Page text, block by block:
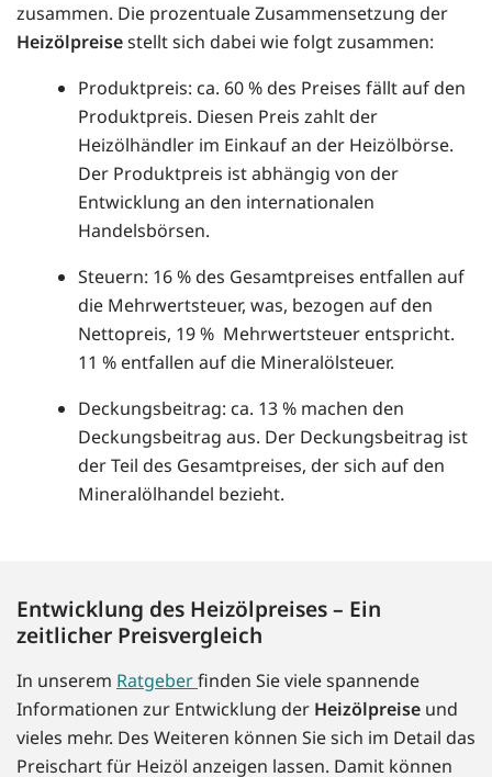
zusammen. Die prozentuale Zusammensetzung der
Heizölpreisestellt sich dabei wie folgt zusammen:
Produktpreis: ca. 60 % des Preises fällt auf den
Produktpreis. Diesen Preis zahlt der
Heizölhändler im Einkauf an der Heizölbörse.
Der Produktpreis ist abhängig von der
Entwicklung an den internationalen
Handelsbörsen.
Steuern: 16 % des Gesamtpreises entfallen auf
die Mehrwertsteuer, was, bezogen auf den
Nettopreis, 19 % Mehrwertsteuer entspricht.
11 % entfallen auf die Mineralölsteuer.
Deckungsbeitrag: ca. 13 % machen den
Deckungsbeitrag aus. Der Deckungsbeitrag ist
der Teil des Gesamtpreises, der sich auf den
Mineralölhandel bezieht.
Entwicklung des Heizölpreises – Ein
zeitlicher Preisvergleich
In unserem Ratgeberfinden Sie viele spannende
Informationen zur Entwicklung der Heizölpreise und
vieles mehr. Des Weiteren können Sie sich im Detail das
Preischart für Heizöl anzeigen lassen. Damit können